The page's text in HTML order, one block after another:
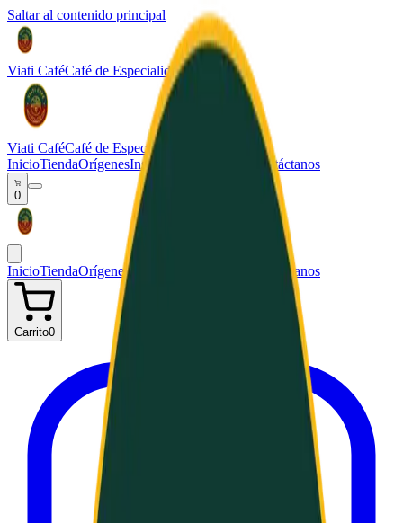
Saltar al contenido principal
Viati CaféCafé de Especialidad
Viati CaféCafé de Especialidad
InicioTiendaOrígenesInstitucional Contáctanos
0
InicioTiendaOrígenesInstitucional Contáctanos
Carrito0